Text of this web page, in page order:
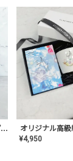
オリジナルマグカップ【AT-TW-03】ギフトセット有/プレゼント/内祝い/結婚式/ペア/食器/テーブルウェア/記念日/お返し/特別/高級/おしゃれ
¥4,950